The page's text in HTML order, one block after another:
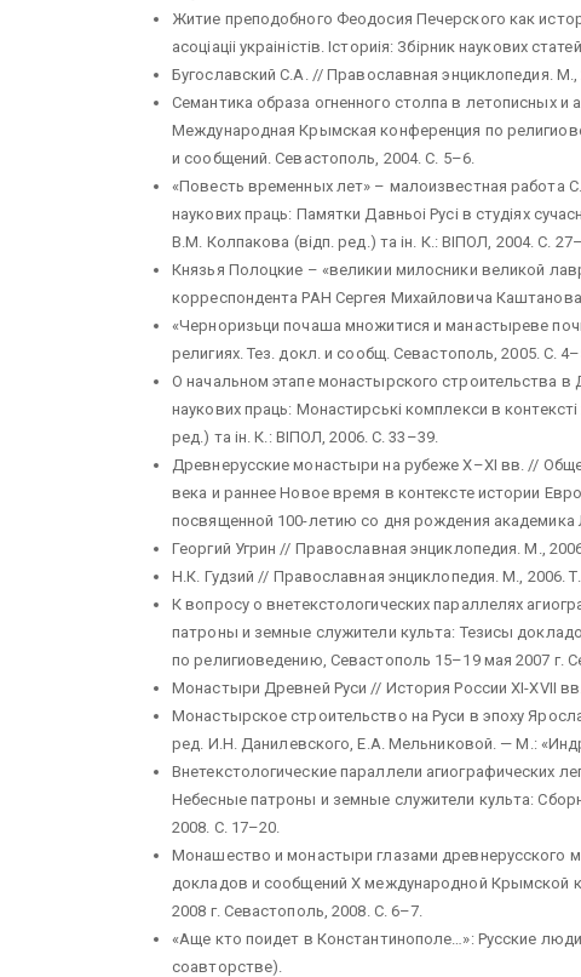
Житие преподобного Феодосия Печерского как
асоцiацii украiнiстiв. Iсториiя: Збiрник наукових
Бугославский С.А. // Православная энциклопедия. М.,
Семантика образа огненного столпа в летописных и
Международная Крымская конференция по
и сообщений. Севастополь, 2004. С. 5–6.
«Повесть временных лет» – малоизвестная работа
наукових праць: Памятки Давньоi Русi в студiях
В.М. Колпакова (вiдп. ред.) та iн. К.: ВIПОЛ, 2004. С.
Князья Полоцкие – «великии милосники великой
корреспондента РАН Сергея Михайловича
«Черноризьци почаша множитися и манастыреве
религиях. Тез. докл. и сообщ. Севастополь, 2005. С.
О начальном этапе монастырского строительства в
наукових праць: Монастирськi комплекси в
ред.) та iн. К.: ВIПОЛ, 2006. С. 33–39.
Древнерусские монастыри на рубеже X–XI вв. //
века и раннее Новое время в контексте истории
посвященной 100-летию со дня рождения академика
Георгий Угрин // Православная энциклопедия. М.,
Н.К. Гудзий // Православная энциклопедия. М., 2006.
К вопросу о внетекстологических параллелях
патроны и земные служители культа: Тезисы
по религиоведению, Севастополь 15–19 мая 2007 г.
Монастыри Древней Руси // История России XI-XVII
Монастырское строительство на Руси в эпоху
ред. И.Н. Данилевского, Е.А. Мельниковой. — М.:
Внетекстологические параллели агиографических
Небесные патроны и земные служители культа:
2008. С. 17–20.
Монашество и монастыри глазами древнерусского
докладов и сообщений X международной Крымской
2008 г. Севастополь, 2008. С. 6–7.
«Аще кто поидет в Константинополе…»: Русские
соавторстве).